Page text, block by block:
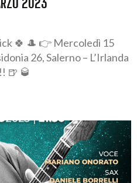
🍀 🎩 👉 Mercoledì 15
26, Salerno – L’Irlanda
🍺 🥃